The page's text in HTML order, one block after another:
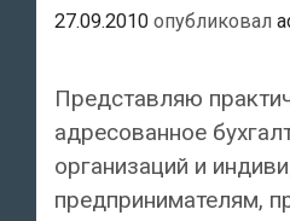
27.09.2010 опубликовал
Представляю
адресованное
организаций и
предпринимателям,